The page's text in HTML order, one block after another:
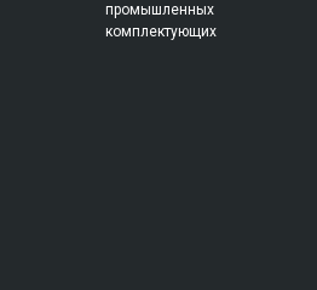
промышленных
комплектующих